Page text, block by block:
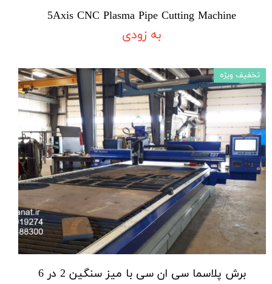
5Axis CNC Plasma Pipe Cutting Machine
به زودی
برش پلاسما سی ان سی با میز سنگین 2 در 6
تخفیف ویژه